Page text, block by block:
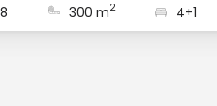
300 m2 4+1